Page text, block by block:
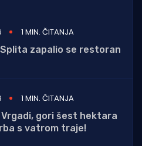
1 MIN. ČITANJA
zapalio se restoran
1 MIN. ČITANJA
Vrgadi, gori šest hektara
s vatrom traje!